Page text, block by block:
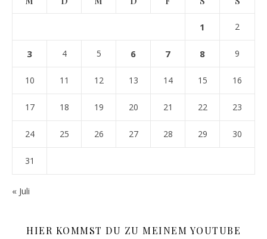
1 2
3 4 5 6 7 8 9
10 11 12 13 14 15 16
17 18 19 20 21 22 23
24 25 26 27 28 29 30
31
« Juli
HIER KOMMST DU ZU MEINEM YOUTUBE